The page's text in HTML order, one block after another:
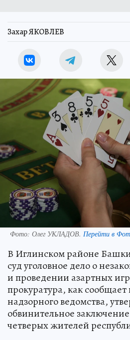
Захар ЯКОВЛЕВ
Фото: Олег УКЛАДОВ. Перейти в
В Иглинском районе
суд уголовное дело о
и проведении азартных
прокуратура, как
надзорного ведомства,
обвинительное
четверых жителей